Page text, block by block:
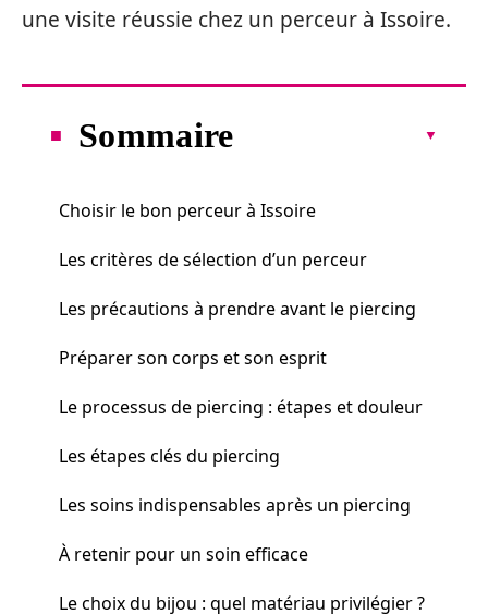
une visite réussie chez un perceur à Issoire.
Sommaire
Choisir le bon perceur à Issoire
Les critères de sélection d’un perceur
Les précautions à prendre avant le piercing
Préparer son corps et son esprit
Le processus de piercing : étapes et douleur
Les étapes clés du piercing
Les soins indispensables après un piercing
À retenir pour un soin efficace
Le choix du bijou : quel matériau privilégier ?